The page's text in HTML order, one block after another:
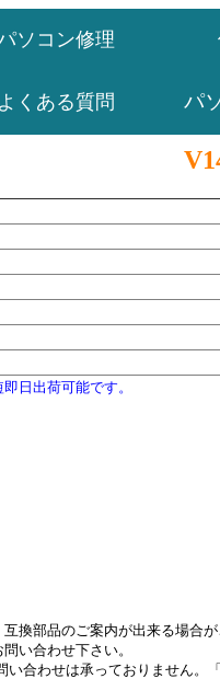
ソコン修理
よくある質問 パ
日出荷可能です。
換部品のご案内が出来る場合
い合わせ下さい。
い合わせは承っておりません。